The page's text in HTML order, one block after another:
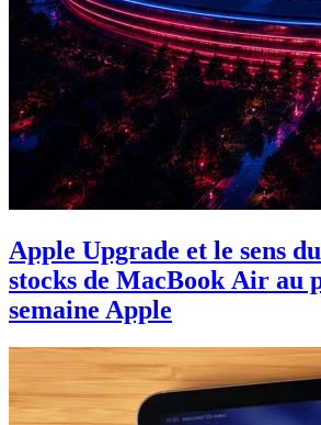
Apple Upgrade et le sens
stocks de MacBook Air au
semaine Apple